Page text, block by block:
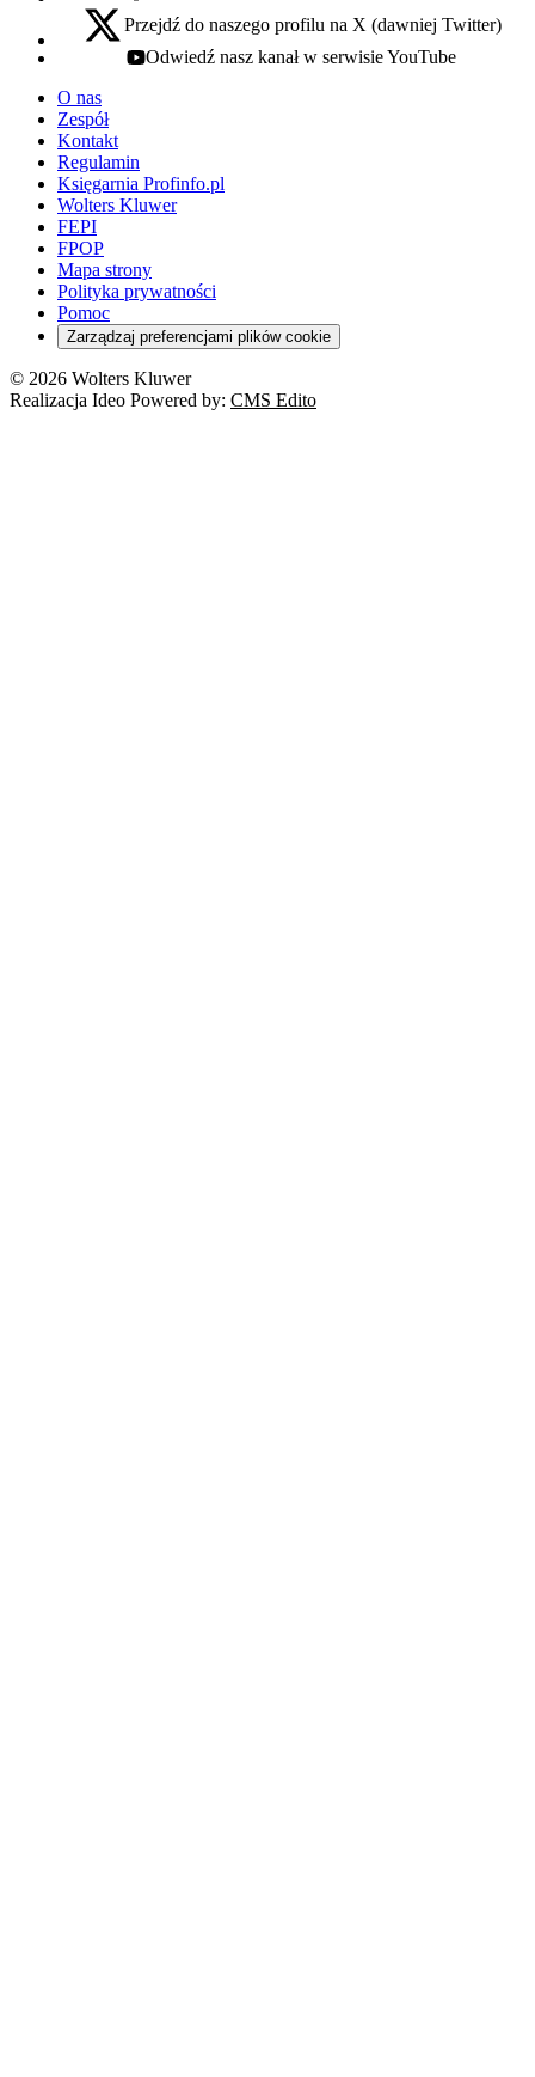
x - otwiera się w nowej karcie
Przejdź do naszego profilu na X (dawniej Twitter)
youtube - otwiera się w nowej karcie
Odwiedź nasz kanał w serwisie YouTube
O nas
Zespół
Kontakt
Regulamin
Księgarnia Profinfo.pl
Wolters Kluwer
FEPI
FPOP
Mapa strony
Polityka prywatności
Pomoc
Zarządzaj preferencjami plików cookie
© 2026 Wolters Kluwer
Realizacja Ideo Powered by: CMS Edito